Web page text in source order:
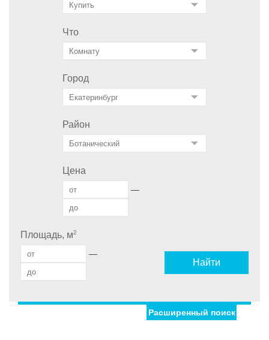
Что
Город
Район
Цена
—
Площадь, м2
—
Найти
Дом
Расширенный поиск